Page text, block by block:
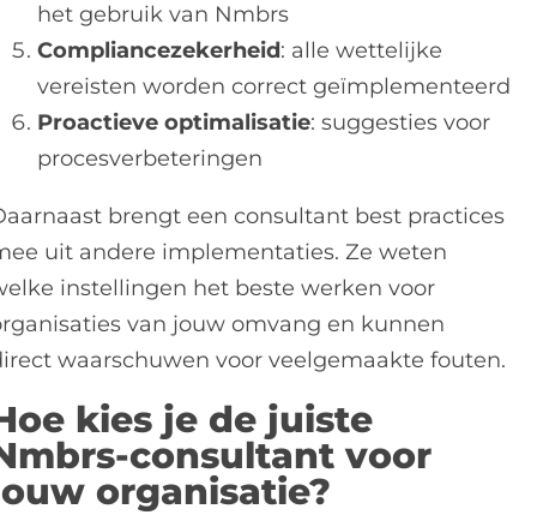
het gebruik van Nmbrs
Compliancezekerheid: alle wettelijke
vereisten worden correct geïmplementeerd
Proactieve optimalisatie: suggesties voor
procesverbeteringen
brengt een consultant best practices
uit andere implementaties. Ze weten
instellingen het beste werken voor
van jouw omvang en kunnen
waarschuwen voor veelgemaakte fouten.
kies je de juiste
consultant voor
organisatie?